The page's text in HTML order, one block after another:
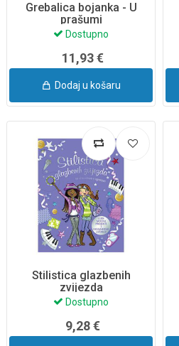
Grebalica bojanka - U
prašumi
Dostupno
11,93 €
Dodaj u košaru
Stilistica glazbenih
zvijezda
Dostupno
9,28 €